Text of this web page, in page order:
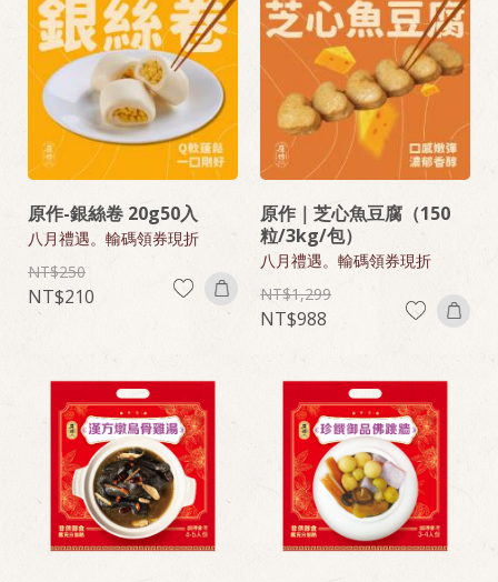
原作-銀絲卷 20g50入
八月禮遇。輸碼領券現折
250
210
原作｜芝心魚豆腐（150
粒/3kg/包）
八月禮遇。輸碼領券現折
1,299
988